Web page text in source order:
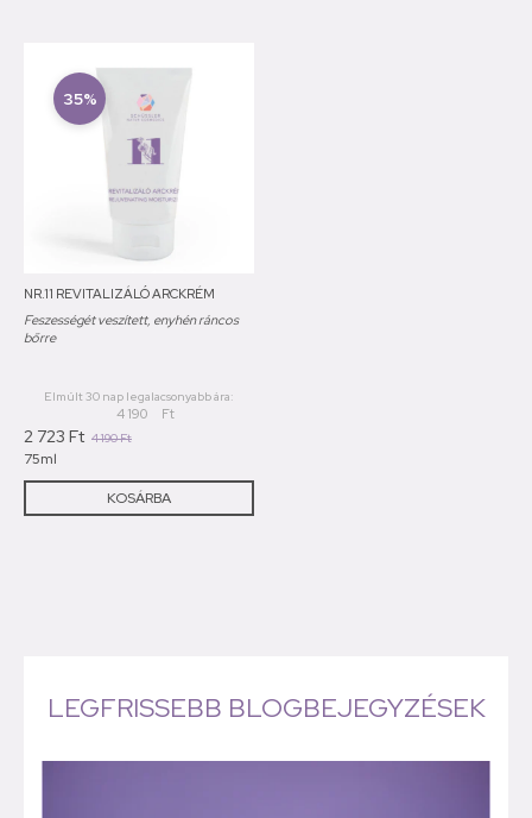
35%
NR.11 REVITALIZÁLÓ ARCKRÉM
Feszességét veszített, enyhén ráncos
bőrre
KOSÁRBA
Elmúlt 30 nap legalacsonyabb ára:
4 190 Ft
4 190Ft
2 723 Ft
75ml
LEGFRISSEBB BLOGBEJEGYZÉSEK